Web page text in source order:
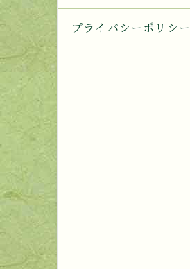
プライバシーポリシー